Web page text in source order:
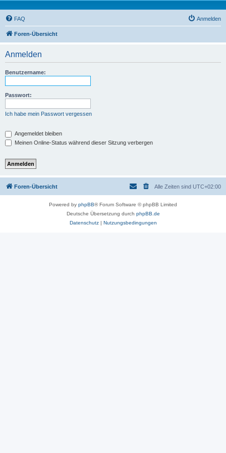
FAQ Anmelden
Foren-Übersicht
Anmelden
Benutzername:
Passwort:
Ich habe mein Passwort vergessen
Angemeldet bleiben
Meinen Online-Status während dieser Sitzung verbergen
Foren-Übersicht Alle Zeiten sind UTC+02:00
Powered by phpBB® Forum Software © phpBB Limited
Deutsche Übersetzung durch phpBB.de
Datenschutz| Nutzungsbedingungen